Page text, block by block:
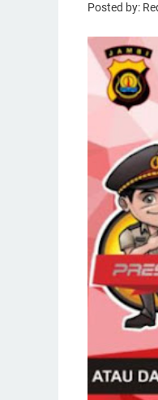
Posted by: